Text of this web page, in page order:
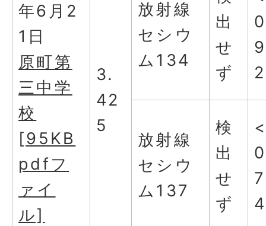
年6月2
1日
原町第
三中学
校
[95KB
pdfフ
ァイ
ル]
3.
42
5
放射線
セシウ
ム134
出
せ
ず
2
放射線
セシウ
ム137
検
出
せ
ず
4